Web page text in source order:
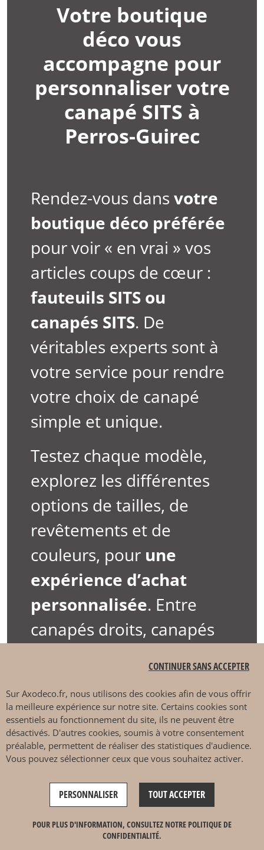
Votre boutique
déco vous
accompagne pour
personnaliser votre
canapé SITS à
Perros-Guirec
Rendez-vous dans votre
boutique déco préférée
pour voir « en vrai » vos
articles coups de cœur :
fauteuils SITS ou
canapés SITS. De
véritables experts sont à
votre service pour rendre
votre choix de canapé
simple et unique.
Testez chaque modèle,
explorez les différentes
options de tailles, de
revêtements et de
couleurs, pour une
expérience d’achat
personnalisée. Entre
canapés droits, canapés
déhoussable,canapé
outdooroufauteuils, vous
n’avez plus qu’à faire
votre choix.
Sur Axodeco.fr, nous utilisons des cookies afin de vous offrir
la meilleure expérience sur notre site. Certains cookies sont
essentiels au fonctionnement du site, ils ne peuvent être
désactivés. D'autres cookies, soumis à votre consentement
préalable, permettent de réaliser des statistiques d'audience.
Vous pouvez sélectionner ceux que vous souhaitez activer.
TOUT ACCEPTER
CONTINUER SANS ACCEPTER
PERSONNALISER
POUR PLUS D'INFORMATION, CONSULTEZ NOTRE POLITIQUE DE
CONFIDENTIALITÉ.